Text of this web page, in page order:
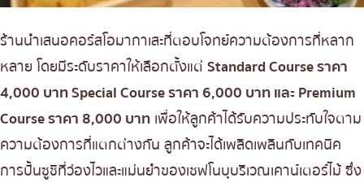
ร้านนำเสนอคอร์สโอมากาเสะที่ตอบโจทย์ความต้องการที่หลาก
หลาย โดยมีระดับราคาให้เลือกตั้งแต่ Standard Course ราคา
4,000 บาท Special Course ราคา 6,000 บาท และ Premium
Course ราคา 8,000 บาท เพื่อให้ลูกค้าได้รับความประทับใจตาม
ความต้องการที่แตกต่างกัน ลูกค้าจะได้เพลิดเพลินกับเทคนิค
การปั้นซูชิที่ว่องไวและแม่นยำของเชฟโนบุบริเวณเคาน์เตอร์ไม้ ซึ่ง